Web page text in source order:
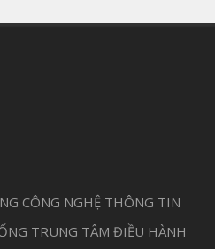
CÔNG NGHỆ THÔNG TIN
TRUNG TÂM ĐIỀU HÀNH